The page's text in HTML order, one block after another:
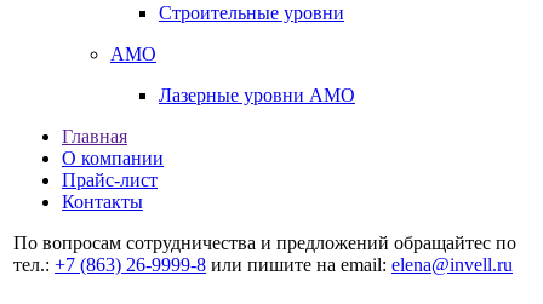
Строительные уровни
AMO
Лазерные уровни AMO
Главная
О компании
Прайс-лист
Контакты
По вопросам сотрудничества и предложений обращайтес по
тел.: +7 (863) 26‐9999‐8 или пишите на email: elena@invell.ru